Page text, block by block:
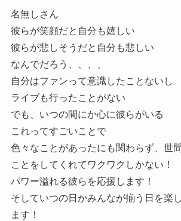
名無しさん
彼らが笑顔だと自分も嬉しい
彼らが悲しそうだと自分も悲しい
なんでだろう、、、、
自分はファンって意識したことないし
ライブも行ったことがない
でも、いつの間にか心に彼らがいる
これってすごいことで
色々なことがあったにも関わらず、世
ことをしてくれてワクワクしかない！
パワー溢れる彼らを応援します！
そしていつの日かみんなが揃う日を楽
ます！